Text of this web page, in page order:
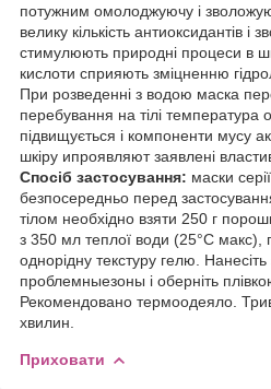
потужним омолоджуючу і
велику кількість антиоксидантів і
стимулюють природні процеси в
кислоти сприяють зміцненню
При розведенні з водою маска
перебування на тілі температура
підвищується і компоненти мусу
шкіру ипроявляют заявлені
Спосіб застосування: маски
безпосередньо перед
тілом необхідно взяти 250 г
з 350 мл теплої води (25°C макс),
однорідну текстуру гелю.
проблемныезоны і оберніть
Рекомендовано термоодеяло.
хвилин.
Приховати